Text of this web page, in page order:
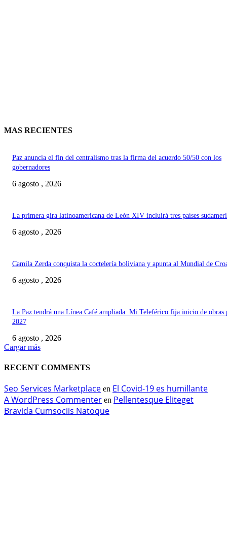
MAS RECIENTES
Paz anuncia el fin del centralismo tras la firma del acuerdo 50/50 con los
gobernadores
6 agosto , 2026
La primera gira latinoamericana de León XIV incluirá tres países
6 agosto , 2026
Camila Zerda conquista la coctelería boliviana y apunta al Mundial de
6 agosto , 2026
La Paz tendrá una Línea Café ampliada: Mi Teleférico fija inicio de obras
2027
6 agosto , 2026
Cargar más
RECENT COMMENTS
Seo Services Marketplace en El Covid-19 es humillante
A WordPress Commenter en Pellentesque Eliteget
Bravida Cumsociis Natoque